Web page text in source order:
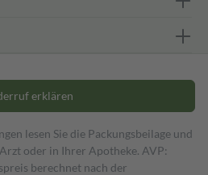
erklären
lesen Sie die Packungsbeilage und
oder in Ihrer Apotheke. AVP:
berechnet nach der